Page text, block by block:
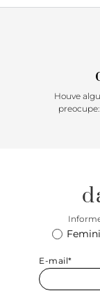
costura pesponto
chinelo de dedo
Houve
E-mail*